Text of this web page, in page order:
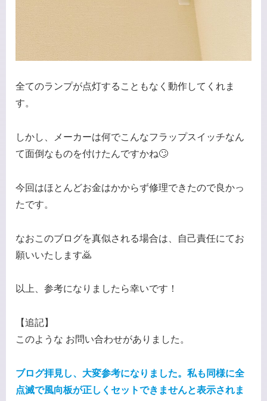
全てのランプが点灯することもなく動作してくれま
す。
しかし、メーカーは何でこんなフラップスイッチなん
て面倒なものを付けたんですかね🙄
今回はほとんどお金はかからず修理できたので良かっ
たです。
なおこのブログを真似される場合は、自己責任にてお
願いいたします🙇
以上、参考になりましたら幸いです！
【追記】
このような お問い合わせがありました。
ブログ拝見し、大変参考になりました。私も同様に全
点滅で風向板が正しくセットできませんと表示されま